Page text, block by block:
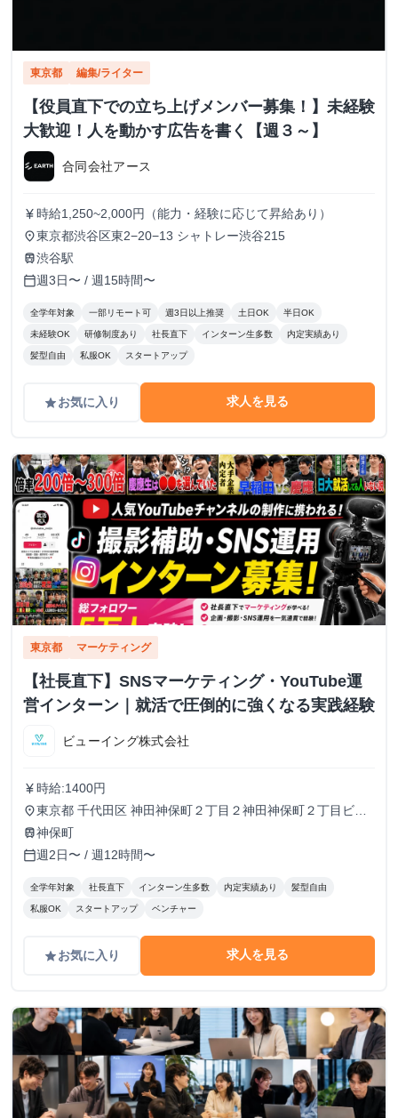
東京都 編集/ライター
【役員直下での立ち上げメンバー募集！】未経験
大歓迎！人を動かす広告を書く【週３～】
合同会社アース
currency_yen 時給1,250~2,000円（能力・経験に応じて昇給あり）
place東京都渋谷区東2−20−13 シャトレー渋谷215
train渋谷駅
calendar_today週3日〜 / 週15時間〜
全学年対象 一部リモート可 週3日以上推奨 土日OK 半日OK
未経験OK 研修制度あり 社長直下 インターン生多数 内定実績あり
髪型自由 私服OK スタートアップ
gradeお気に入り 求人を見る
東京都 マーケティング
【社長直下】SNSマーケティング・YouTube運
営インターン｜就活で圧倒的に強くなる実践経験
ビューイング株式会社
currency_yen 時給:1400円
place東京都 千代田区 神田神保町２丁目２神田神保町２丁目ビル
５０２号室
train神保町
calendar_today週2日〜 / 週12時間〜
全学年対象 社長直下 インターン生多数 内定実績あり 髪型自由
私服OK スタートアップ ベンチャー
gradeお気に入り 求人を見る